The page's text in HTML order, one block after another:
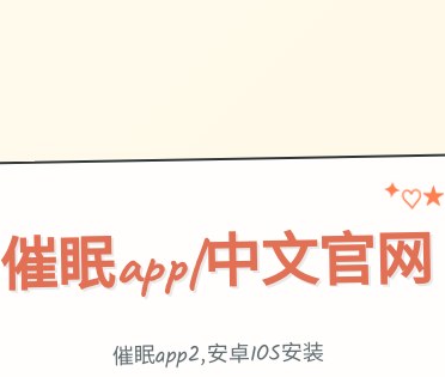
催眠app|中文官网
✦♡
★
催眠app2,安卓IOS安装